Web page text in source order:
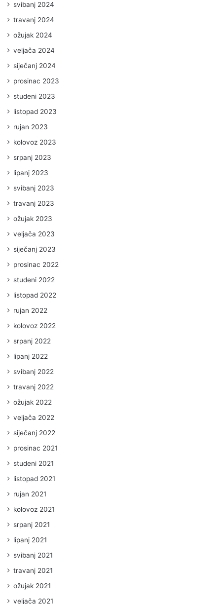
svibanj 2024
travanj 2024
ožujak 2024
veljača 2024
siječanj 2024
prosinac 2023
studeni 2023
listopad 2023
rujan 2023
kolovoz 2023
srpanj 2023
lipanj 2023
svibanj 2023
travanj 2023
ožujak 2023
veljača 2023
siječanj 2023
prosinac 2022
studeni 2022
listopad 2022
rujan 2022
kolovoz 2022
srpanj 2022
lipanj 2022
svibanj 2022
travanj 2022
ožujak 2022
veljača 2022
siječanj 2022
prosinac 2021
studeni 2021
listopad 2021
rujan 2021
kolovoz 2021
srpanj 2021
lipanj 2021
svibanj 2021
travanj 2021
ožujak 2021
veljača 2021